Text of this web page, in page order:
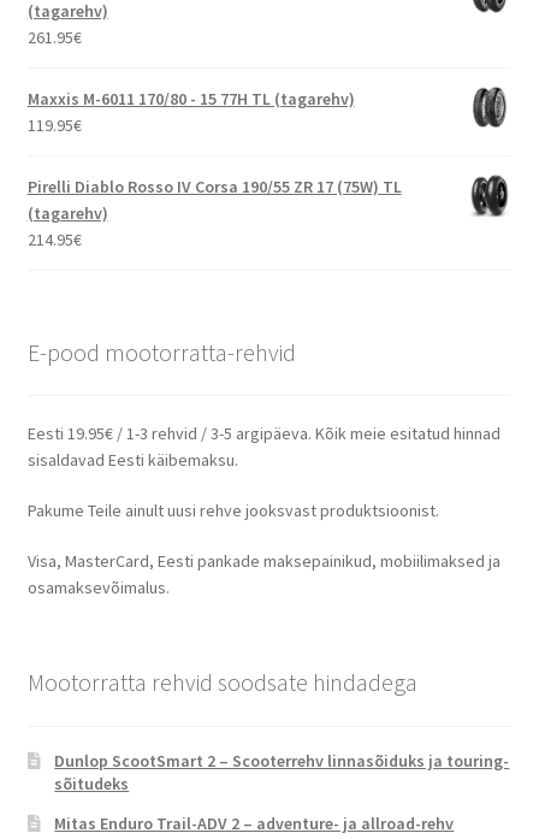
(tagarehv)
261.95€
Maxxis M-6011 170/80 - 15 77H TL (tagarehv)
119.95€
Pirelli Diablo Rosso IV Corsa 190/55 ZR 17 (75W) TL
(tagarehv)
214.95€
E-pood mootorratta-rehvid
Eesti 19.95€ / 1-3 rehvid / 3-5 argipäeva. Kõik meie esitatud hinnad
sisaldavad Eesti käibemaksu.
Pakume Teile ainult uusi rehve jooksvast produktsioonist.
Visa, MasterCard, Eesti pankade maksepainikud, mobiilimaksed ja
osamaksevõimalus.
Mootorratta rehvid soodsate hindadega
Dunlop ScootSmart 2 – Scooterrehv linnasõiduks ja touring-
sõitudeks
Mitas Enduro Trail-ADV 2 – adventure- ja allroad-rehv